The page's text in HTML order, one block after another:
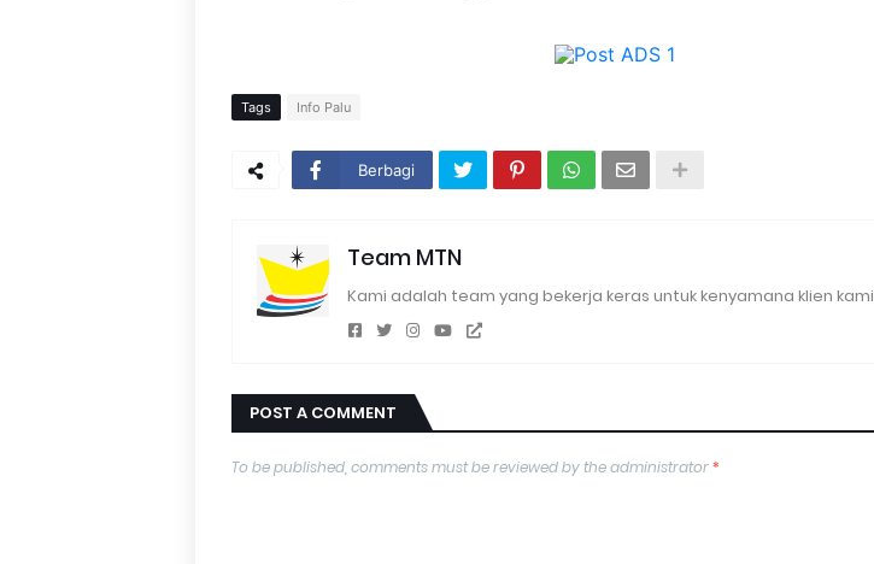
Tags Info Palu
Berbagi
Team MTN
Kami adalah team yang bekerja keras untuk kenyamana klien kami
POST A COMMENT
To be published, comments must be reviewed by the administrator*